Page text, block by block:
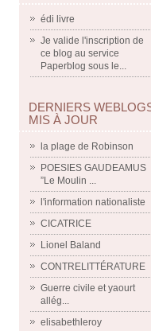
édi livre
Je valide l'inscription de
ce blog au service
Paperblog sous le...
DERNIERS
MIS À JOUR
la plage de Robinson
POESIES GAUDEAMUS
”Le Moulin ...
l'information nationaliste
CICATRICE
Lionel Baland
CONTRELITTÉRATURE
Guerre civile et yaourt
allég...
elisabethleroy